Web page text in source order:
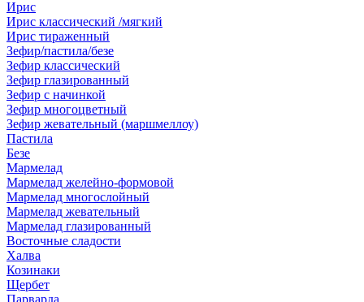
Ирис
Ирис классический /мягкий
Ирис тираженный
Зефир/пастила/безе
Зефир классический
Зефир глазированный
Зефир с начинкой
Зефир многоцветный
Зефир жевательный (маршмеллоу)
Пастила
Безе
Мармелад
Мармелад желейно-формовой
Мармелад многослойный
Мармелад жевательный
Мармелад глазированный
Восточные сладости
Халва
Козинаки
Щербет
Парварда